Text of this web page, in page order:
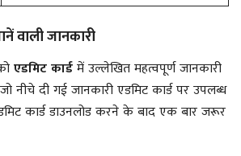
वाली जानकारी
एडमिट कार्डमें उल्लेखित महत्वपूर्ण जानकारी
नीचे दी गई जानकारी एडमिट कार्ड पर उपलब्ध
कार्ड डाउनलोड करने के बाद एक बार जरूर